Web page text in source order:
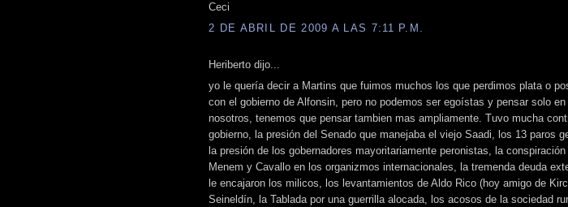
Ceci
2 DE ABRIL DE 2009 A LAS 7:11 P.M.
Heriberto dijo...
yo le quería decir a Martins que fuimos muchos los que perdimos plata o
con el gobierno de Alfonsin, pero no podemos ser egoístas y pensar solo en
nosotros, tenemos que pensar tambien mas ampliamente. Tuvo mucha
gobierno, la presión del Senado que manejaba el viejo Saadi, los 13 paros
la presión de los gobernadores mayoritariamente peronistas, la conspiración
Menem y Cavallo en los organizmos internacionales, la tremenda deuda
le encajaron los milicos, los levantamientos de Aldo Rico (hoy amigo de
Seineldín, la Tablada por una guerrilla alocada, los acosos de la sociedad